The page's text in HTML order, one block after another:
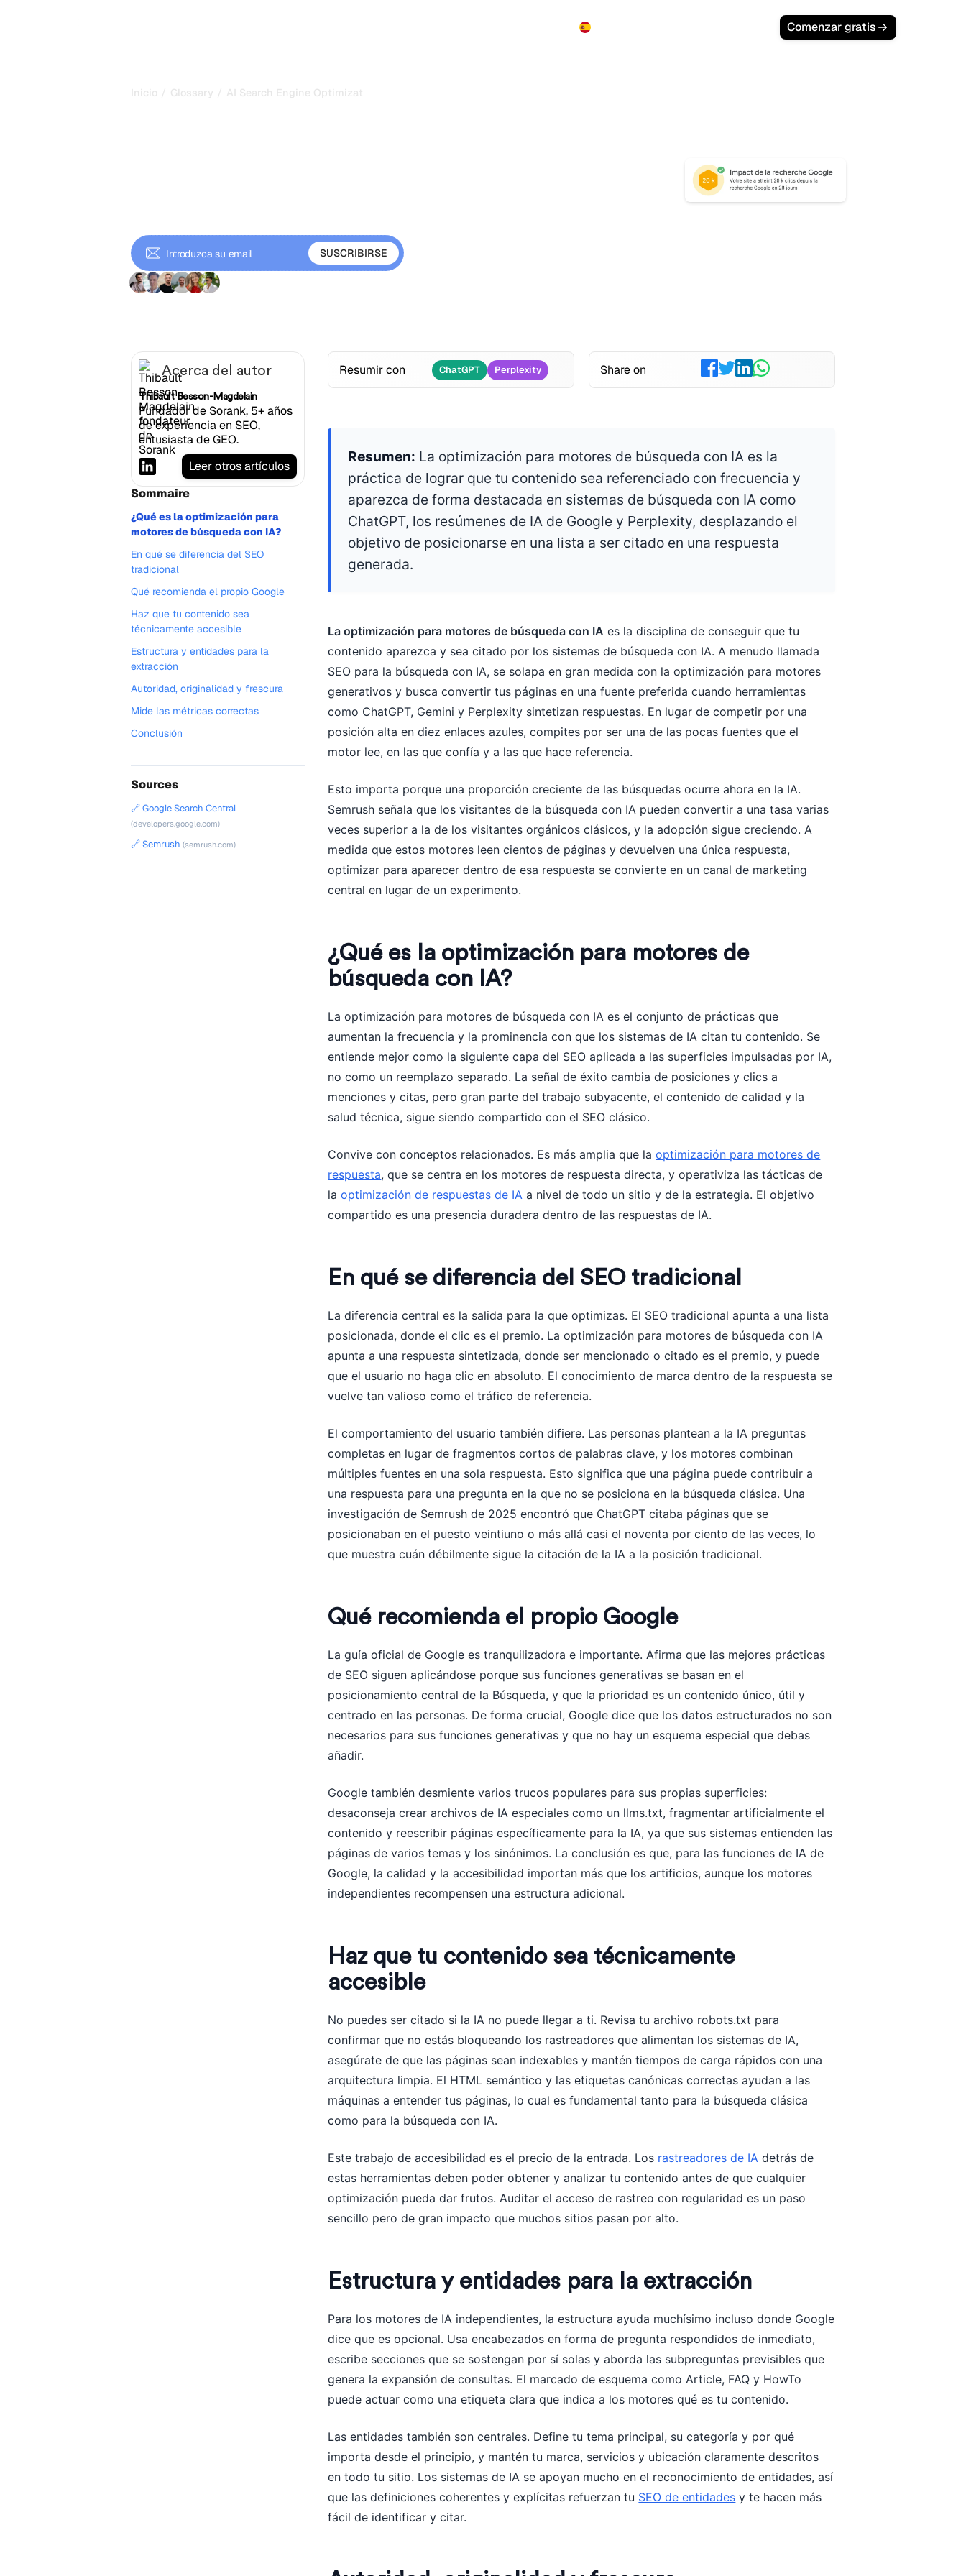
Comenzar gratis
Inicio / Glossary / AI Search Engine Optimization
Acerca del autor
Thibault Besson-Magdelain
Fundador de Sorank, 5+ años
de experiencia en SEO,
entusiasta de GEO.
Leer otros artículos
Sommaire
¿Qué es la optimización para
motores de búsqueda con IA?
En qué se diferencia del SEO
tradicional
Qué recomienda el propio Google
Haz que tu contenido sea
técnicamente accesible
Estructura y entidades para la
extracción
Autoridad, originalidad y frescura
Mide las métricas correctas
Conclusión
Sources
🔗 Google Search Central
(developers.google.com)
🔗 Semrush (semrush.com)
Resumir con ChatGPT Perplexity Share on
Resumen: La optimización para motores de búsqueda con IA es la
práctica de lograr que tu contenido sea referenciado con frecuencia y
aparezca de forma destacada en sistemas de búsqueda con IA como
ChatGPT, los resúmenes de IA de Google y Perplexity, desplazando el
objetivo de posicionarse en una lista a ser citado en una respuesta
generada.
La optimización para motores de búsqueda con IA es la disciplina de conseguir que tu
contenido aparezca y sea citado por los sistemas de búsqueda con IA. A menudo llamada
SEO para la búsqueda con IA, se solapa en gran medida con la optimización para motores
generativos y busca convertir tus páginas en una fuente preferida cuando herramientas
como ChatGPT, Gemini y Perplexity sintetizan respuestas. En lugar de competir por una
posición alta en diez enlaces azules, compites por ser una de las pocas fuentes que el
motor lee, en las que confía y a las que hace referencia.
Esto importa porque una proporción creciente de las búsquedas ocurre ahora en la IA.
Semrush señala que los visitantes de la búsqueda con IA pueden convertir a una tasa varias
veces superior a la de los visitantes orgánicos clásicos, y la adopción sigue creciendo. A
medida que estos motores leen cientos de páginas y devuelven una única respuesta,
optimizar para aparecer dentro de esa respuesta se convierte en un canal de marketing
central en lugar de un experimento.
¿Qué es la optimización para motores de
búsqueda con IA?
La optimización para motores de búsqueda con IA es el conjunto de prácticas que
aumentan la frecuencia y la prominencia con que los sistemas de IA citan tu contenido. Se
entiende mejor como la siguiente capa del SEO aplicada a las superficies impulsadas por IA,
no como un reemplazo separado. La señal de éxito cambia de posiciones y clics a
menciones y citas, pero gran parte del trabajo subyacente, el contenido de calidad y la
salud técnica, sigue siendo compartido con el SEO clásico.
Convive con conceptos relacionados. Es más amplia que laoptimización para motores de
respuesta, que se centra en los motores de respuesta directa, y operativiza las tácticas de
laoptimización de respuestas de IA a nivel de todo un sitio y de la estrategia. El objetivo
compartido es una presencia duradera dentro de las respuestas de IA.
En qué se diferencia del SEO tradicional
La diferencia central es la salida para la que optimizas. El SEO tradicional apunta a una lista
posicionada, donde el clic es el premio. La optimización para motores de búsqueda con IA
apunta a una respuesta sintetizada, donde ser mencionado o citado es el premio, y puede
que el usuario no haga clic en absoluto. El conocimiento de marca dentro de la respuesta se
vuelve tan valioso como el tráfico de referencia.
El comportamiento del usuario también difiere. Las personas plantean a la IA preguntas
completas en lugar de fragmentos cortos de palabras clave, y los motores combinan
múltiples fuentes en una sola respuesta. Esto significa que una página puede contribuir a
una respuesta para una pregunta en la que no se posiciona en la búsqueda clásica. Una
investigación de Semrush de 2025 encontró que ChatGPT citaba páginas que se
posicionaban en el puesto veintiuno o más allá casi el noventa por ciento de las veces, lo
que muestra cuán débilmente sigue la citación de la IA a la posición tradicional.
Qué recomienda el propio Google
La guía oficial de Google es tranquilizadora e importante. Afirma que las mejores prácticas
de SEO siguen aplicándose porque sus funciones generativas se basan en el
posicionamiento central de la Búsqueda, y que la prioridad es un contenido único, útil y
centrado en las personas. De forma crucial, Google dice que los datos estructurados no son
necesarios para sus funciones generativas y que no hay un esquema especial que debas
añadir.
Google también desmiente varios trucos populares para sus propias superficies:
desaconseja crear archivos de IA especiales como un llms.txt, fragmentar artificialmente el
contenido y reescribir páginas específicamente para la IA, ya que sus sistemas entienden las
páginas de varios temas y los sinónimos. La conclusión es que, para las funciones de IA de
Google, la calidad y la accesibilidad importan más que los artificios, aunque los motores
independientes recompensen una estructura adicional.
Haz que tu contenido sea técnicamente
accesible
No puedes ser citado si la IA no puede llegar a ti. Revisa tu archivo robots.txt para
confirmar que no estás bloqueando los rastreadores que alimentan los sistemas de IA,
asegúrate de que las páginas sean indexables y mantén tiempos de carga rápidos con una
arquitectura limpia. El HTML semántico y las etiquetas canónicas correctas ayudan a las
máquinas a entender tus páginas, lo cual es fundamental tanto para la búsqueda clásica
como para la búsqueda con IA.
Este trabajo de accesibilidad es el precio de la entrada. Los rastreadores de IA detrás de
estas herramientas deben poder obtener y analizar tu contenido antes de que cualquier
optimización pueda dar frutos. Auditar el acceso de rastreo con regularidad es un paso
sencillo pero de gran impacto que muchos sitios pasan por alto.
Estructura y entidades para la extracción
Para los motores de IA independientes, la estructura ayuda muchísimo incluso donde Google
dice que es opcional. Usa encabezados en forma de pregunta respondidos de inmediato,
escribe secciones que se sostengan por sí solas y aborda las subpreguntas previsibles que
genera la expansión de consultas. El marcado de esquema como Article, FAQ y HowTo
puede actuar como una etiqueta clara que indica a los motores qué es tu contenido.
Las entidades también son centrales. Define tu tema principal, su categoría y por qué
importa desde el principio, y mantén tu marca, servicios y ubicación claramente descritos
en todo tu sitio. Los sistemas de IA se apoyan mucho en el reconocimiento de entidades, así
que las definiciones coherentes y explícitas refuerzan tu SEO de entidades y te hacen más
fácil de identificar y citar.